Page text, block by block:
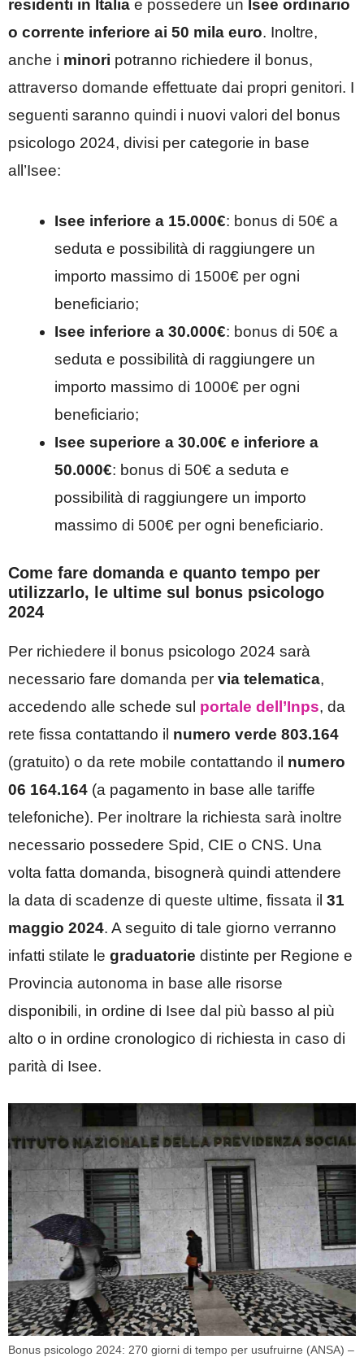
residenti in Italia e possedere un Isee ordinario
o corrente inferiore ai 50 mila euro. Inoltre,
anche i minori potranno richiedere il bonus,
attraverso domande effettuate dai propri genitori. I
seguenti saranno quindi i nuovi valori del bonus
psicologo 2024, divisi per categorie in base
all’Isee:
Isee inferiore a 15.000€: bonus di 50€ a
seduta e possibilità di raggiungere un
importo massimo di 1500€ per ogni
beneficiario;
Isee inferiore a 30.000€: bonus di 50€ a
seduta e possibilità di raggiungere un
importo massimo di 1000€ per ogni
beneficiario;
Isee superiore a 30.00€ e inferiore a
50.000€: bonus di 50€ a seduta e
possibilità di raggiungere un importo
massimo di 500€ per ogni beneficiario.
Come fare domanda e quanto tempo per
utilizzarlo, le ultime sul bonus psicologo
2024
Per richiedere il bonus psicologo 2024 sarà
necessario fare domanda per via telematica,
accedendo alle schede sul portale dell’Inps, da
rete fissa contattando il numero verde 803.164
(gratuito) o da rete mobile contattando il numero
06 164.164 (a pagamento in base alle tariffe
telefoniche). Per inoltrare la richiesta sarà inoltre
necessario possedere Spid, CIE o CNS. Una
volta fatta domanda, bisognerà quindi attendere
la data di scadenze di queste ultime, fissata il 31
maggio 2024. A seguito di tale giorno verranno
infatti stilate le graduatorie distinte per Regione e
Provincia autonoma in base alle risorse
disponibili, in ordine di Isee dal più basso al più
alto o in ordine cronologico di richiesta in caso di
parità di Isee.
Bonus psicologo 2024: 270 giorni di tempo per usufruirne (ANSA) –